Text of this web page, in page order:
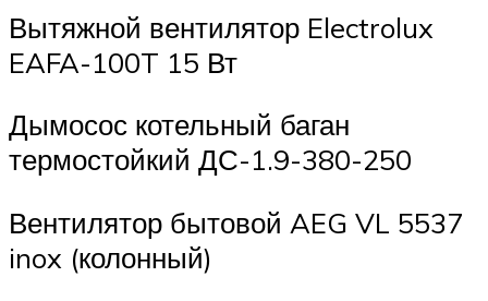
Вытяжной вентилятор Electrolux
EAFA-100T 15 Вт
Дымосос котельный баган
термостойкий ДС-1.9-380-250
Вентилятор бытовой AEG VL 5537
inox (колонный)